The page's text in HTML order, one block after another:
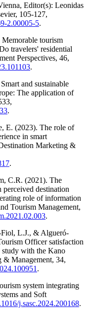
Editor(s): Leonidas
105-127,
2.00005-5.
tourism
travelers' residential
Perspectives, 46,
.
and sustainable
The application of
.
E. (2023). The role of
in smart
Marketing &
.
C.R. (2021). The
destination
role of information
Tourism Management,
.
L.J., & Algueró-
Officer satisfaction
study with the Kano
& Management, 34,
.
system integrating
and Soft
j.sasc.2024.200168.